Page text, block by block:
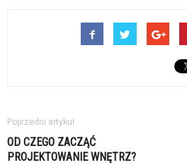
Poprzedni artykuł
OD CZEGO ZACZĄĆ
PROJEKTOWANIE WNĘTRZ?